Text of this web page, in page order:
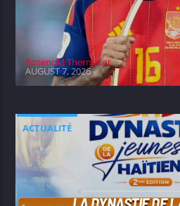
Rosenold Thermidor
AUGUST 7, 2026
ACTUALITÉ